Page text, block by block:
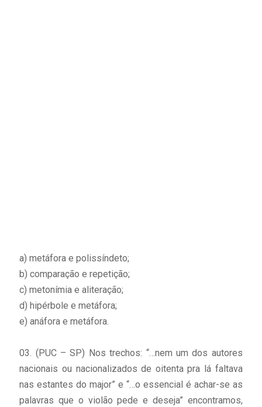
a) metáfora e polissíndeto;
b) comparação e repetição;
c) metonímia e aliteração;
d) hipérbole e metáfora;
e) anáfora e metáfora.
03. (PUC – SP) Nos trechos: “…nem um dos autores
nacionais ou nacionalizados de oitenta pra lá faltava
nas estantes do major” e “…o essencial é achar-se as
palavras que o violão pede e deseja” encontramos,